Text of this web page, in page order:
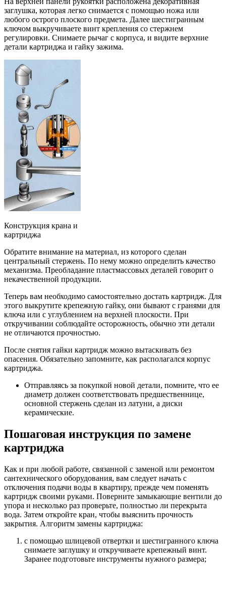
заглушка, которая легко снимается с помощью ножа или
любого острого плоского предмета. Далее шестигранным
ключом выкручиваете винт крепления со стержнем
регулировки. Снимаете рычаг с корпуса, и видите верхние
детали картриджа и гайку зажима.
Конструкция крана и
картриджа
Обратите внимание на материал, из которого сделан
центральный стержень. По нему можно определить качество
механизма. Преобладание пластмассовых деталей говорит о
некачественной продукции.
Теперь вам необходимо самостоятельно достать картридж. Для
этого выкрутите крепежную гайку, они бывают с гранями для
ключа или с углублением на верхней плоскости. При
откручивании соблюдайте осторожность, обычно эти детали
не отличаются прочностью.
После снятия гайки картридж можно вытаскивать без
опасения. Обязательно запомните, как располагался корпус
картриджа.
Отправляясь за покупкой новой детали, помните, что ее
диаметр должен соответствовать предшественнице,
основной стержень сделан из латуни, а диски
керамические.
Пошаговая инструкция по замене
картриджа
Как и при любой работе, связанной с заменой или ремонтом
сантехнического оборудования, вам следует начать с
отключения подачи воды в квартиру, прежде чем поменять
картридж своими руками. Поверните замыкающие вентили до
упора и несколько раз проверьте, полностью ли перекрыта
вода. Затем откройте кран, чтобы выяснить прочность
закрытия. Алгоритм замены картриджа:
с помощью шлицевой отвертки и шестигранного ключа
снимаете заглушку и откручиваете крепежный винт.
Заранее подготовьте инструменты нужного размера;